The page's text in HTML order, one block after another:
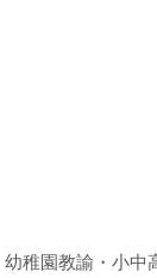
稚園教諭・小中